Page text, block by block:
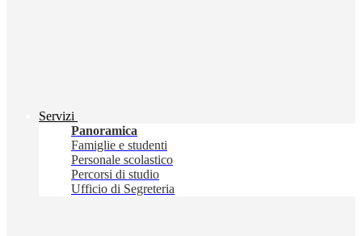
Servizi
Panoramica
Famiglie e studenti
Personale scolastico
Percorsi di studio
Ufficio di Segreteria